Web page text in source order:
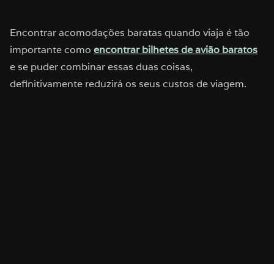
Encontrar acomodações baratas quando viaja é tão
importante como encontrar bilhetes de avião baratos
e se puder combinar essas duas coisas,
definitivamente reduzirá os seus custos de viagem.